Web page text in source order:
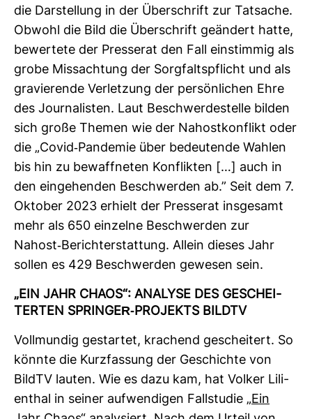
die Dar­stel­lung in der Über­schrift zur Tat­sache.
Obwohl die Bild die Über­schrift geän­dert hatte,
bewer­tete der Pres­serat den Fall ein­stimmig als
grobe Miss­ach­tung der Sorg­falts­pflicht und als
gra­vie­rende Ver­let­zung der per­sön­li­chen Ehre
des Jour­na­listen. Laut Beschwer­de­stelle bilden
sich große Themen wie der Nah­ost­kon­flikt oder
die „Covid-​Pan­demie über bedeu­tende Wahlen
bis hin zu bewaff­neten Kon­flikten […] auch in
den ein­ge­henden Beschwerden ab.” Seit dem 7.
Oktober 2023 erhielt der Pres­serat ins­ge­samt
mehr als 650 ein­zelne Beschwerden zur
Nahost-​Bericht­erstat­tung. Allein dieses Jahr
sollen es 429 Beschwerden gewesen sein.
„EIN JAHR CHAOS“: ANA­LYSE DES GESCHEI­
TERTEN SPRINGER-​PRO­JEKTS BILDTV
Voll­mundig gestartet, kra­chend geschei­tert. So
könnte die Kurz­fas­sung der Geschichte von
BildTV lauten. Wie es dazu kam, hat Volker Lili­
en­thal in seiner auf­wen­digen Fall­studie „Ein